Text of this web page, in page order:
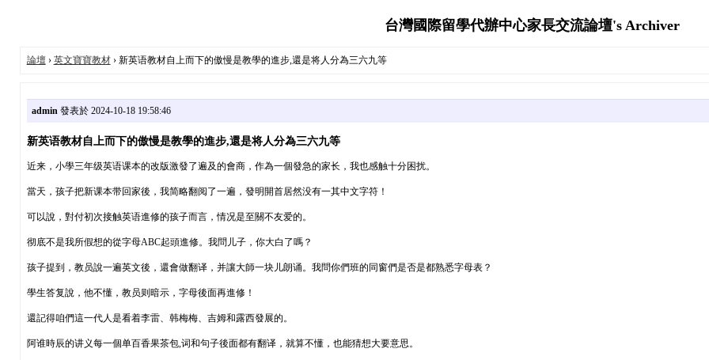
台灣國際留學代辦中心家長交流論壇's Archiver
論壇› 英文寶寶教材› 新英语教材自上而下的傲慢是教學的進步,還是将人分為三六九等
admin發表於 2024-10-18 19:58:46
新英语教材自上而下的傲慢是教學的進步,還是将人分為三六九等
近来，小學三年级英语课本的改版激發了遍及的會商，作為一個發急的家长，我也感触十分困扰。
當天，孩子把新课本带回家後，我简略翻阅了一遍，發明開首居然没有一其中文字符！
可以說，對付初次接触英语進修的孩子而言，情况是至關不友爱的。
彻底不是我所假想的從字母ABC起頭進修。我問儿子，你大白了嗎？
孩子提到，教员說一遍英文後，還會做翻译，并讓大師一块儿朗诵。我問你們班的同窗們是否是都熟悉字母表？
學生答复說，他不懂，教员则暗示，字母後面再進修！
還記得咱們這一代人是看着李雷、韩梅梅、吉姆和露西發展的。
阿谁時辰的讲义每一個单百香果茶包,词和句子後面都有翻译，就算不懂，也能猜想大要意思。